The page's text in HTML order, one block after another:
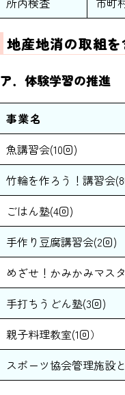
地産地消の取組
ア．体験学習の推進
事業名
魚講習会(10回)
竹輪を作ろう！講習会
ごはん塾(4回)
手作り豆腐講習会(2回)
めざせ！かみかみマス
手打ちうどん塾(3回)
親子料理教室(1回）
スポーツ協会管理施設